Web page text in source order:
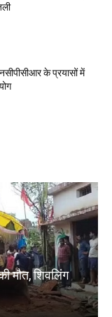
के प्रयासों में
मौत, शिवलिंग